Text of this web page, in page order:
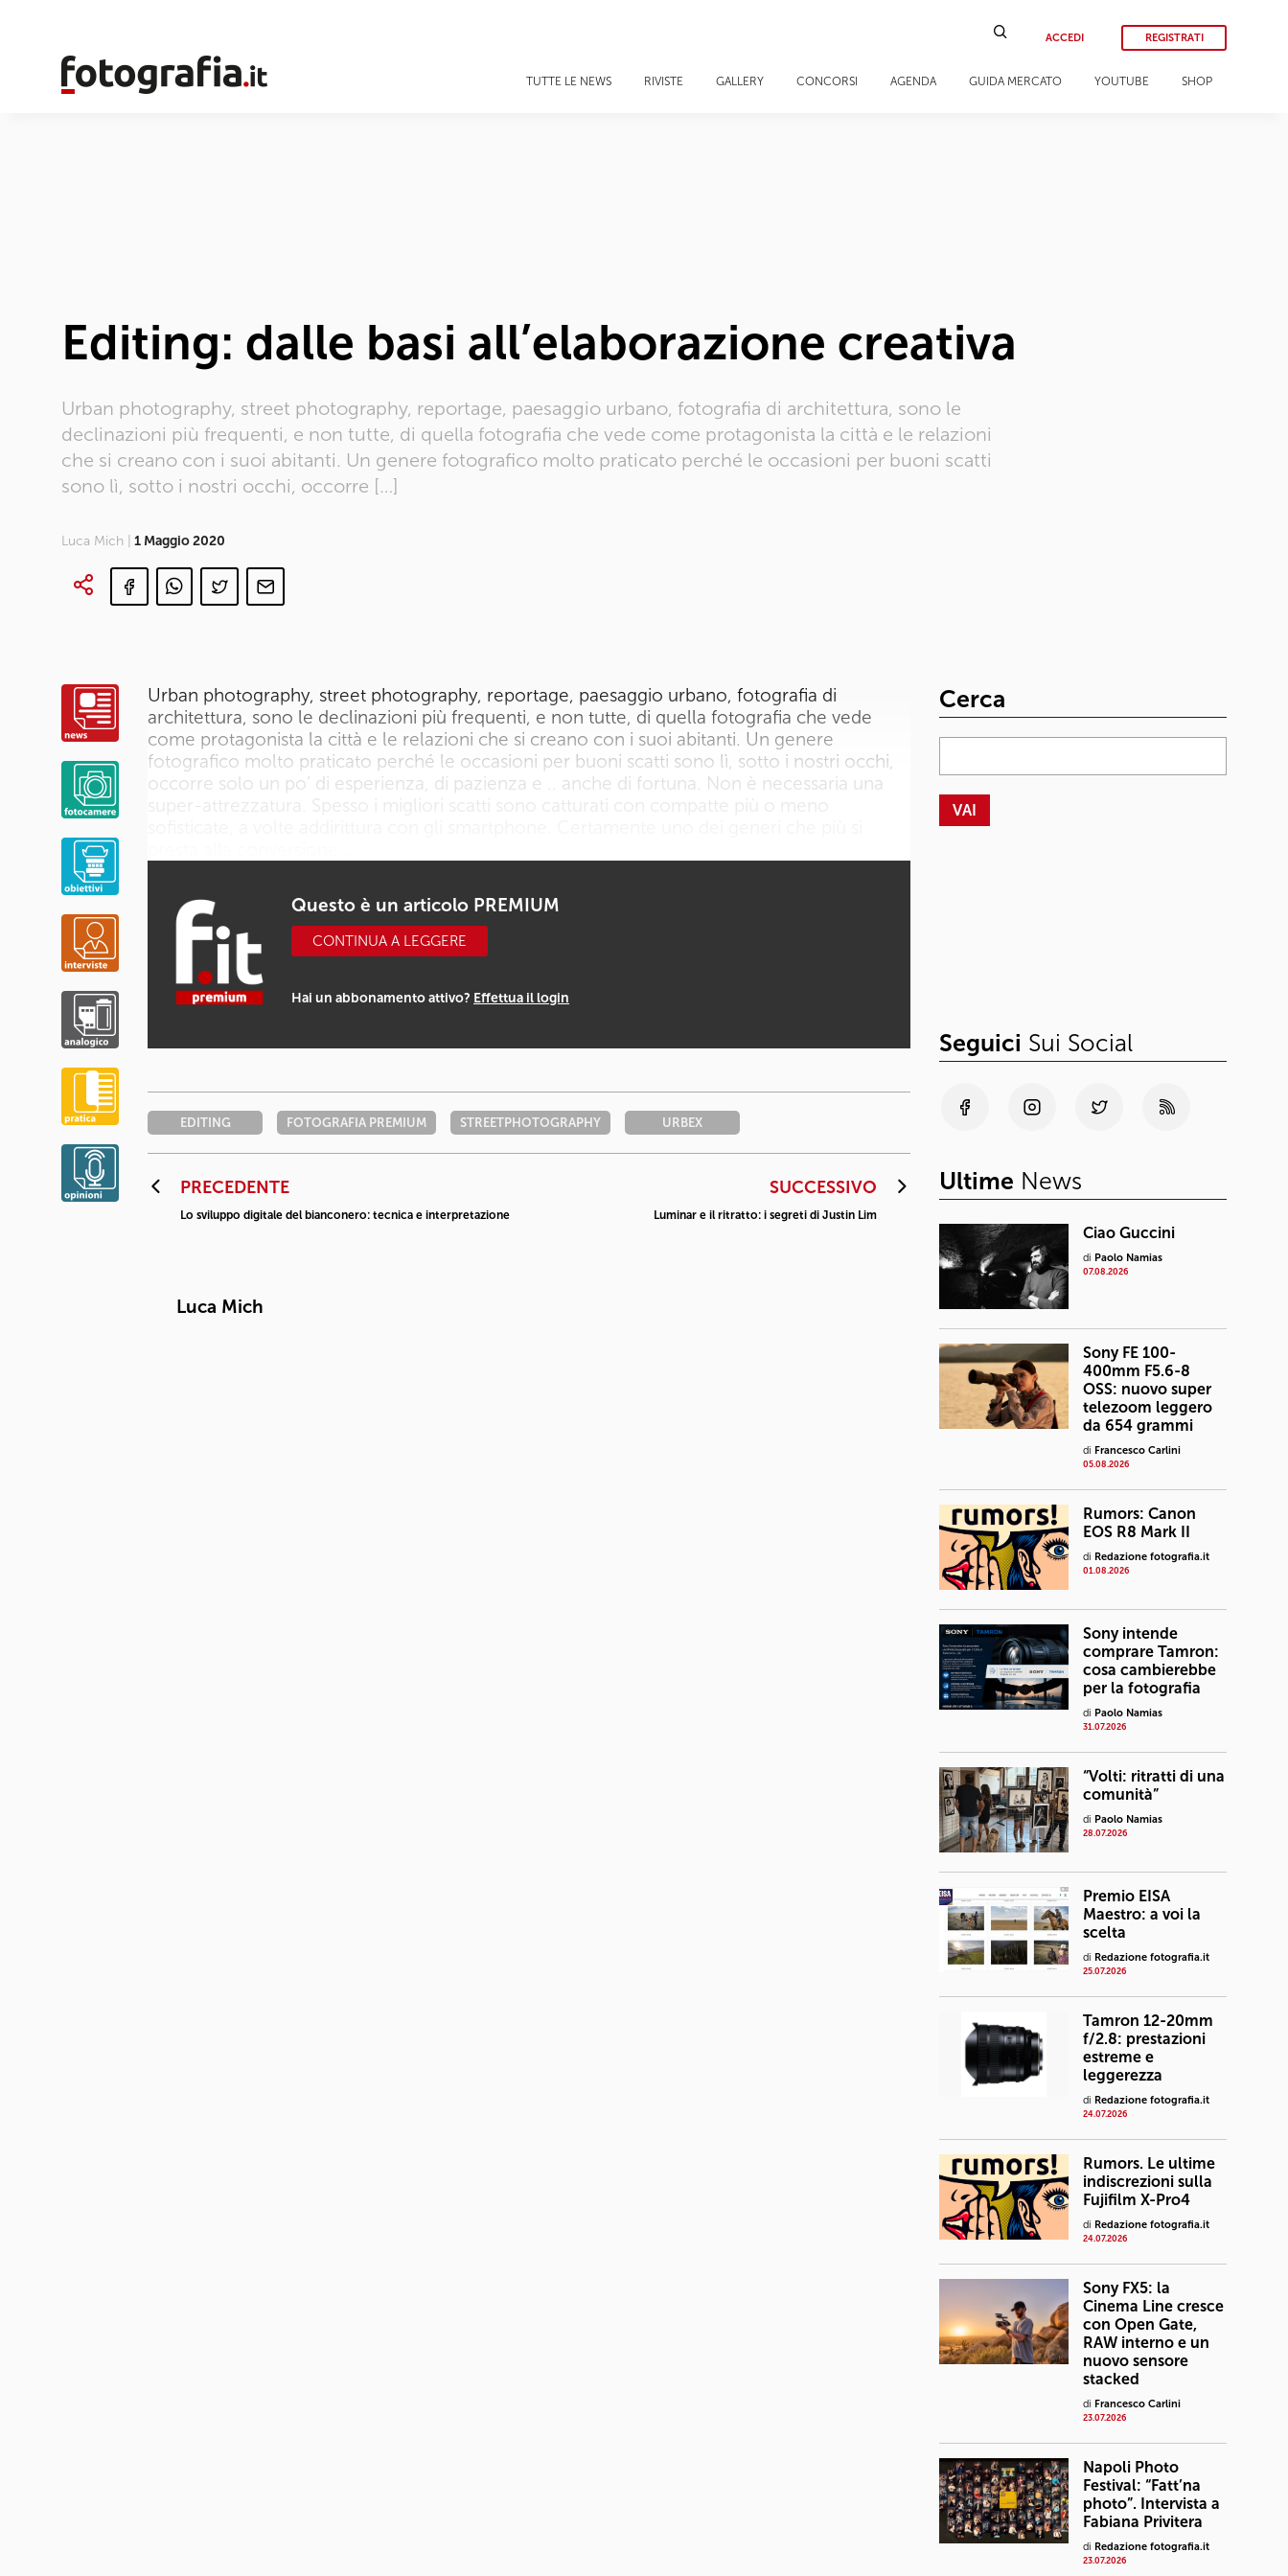
ACCEDI REGISTRATI
TUTTE LE NEWS RIVISTE GALLERY CONCORSI AGENDA GUIDA MERCATO YOUTUBE SHOP
Editing: dalle basi all’elaborazione creativa
Urban photography, street photography, reportage, paesaggio urbano, fotografia di architettura, sono le
declinazioni più frequenti, e non tutte, di quella fotografia che vede come protagonista la città e le relazioni
che si creano con i suoi abitanti. Un genere fotografico molto praticato perché le occasioni per buoni scatti
sono lì, sotto i nostri occhi, occorre […]
Luca Mich | 1 Maggio 2020
Urban photography, street photography, reportage, paesaggio urbano, fotografia di
architettura, sono le declinazioni più frequenti, e non tutte, di quella fotografia che vede
come protagonista la città e le relazioni che si creano con i suoi abitanti. Un genere
fotografico molto praticato perché le occasioni per buoni scatti sono lì, sotto i nostri occhi,
occorre solo un po’ di esperienza, di pazienza e .. anche di fortuna. Non è necessaria una
super-attrezzatura. Spesso i migliori scatti sono catturati con compatte più o meno
Questo è un articolo PREMIUM
CONTINUA A LEGGERE
Hai un abbonamento attivo? Effettua il login
EDITING FOTOGRAFIA PREMIUM STREETPHOTOGRAPHY URBEX
PRECEDENTE
Lo sviluppo digitale del bianconero: tecnica e interpretazione
SUCCESSIVO
Luminar e il ritratto: i segreti di Justin Lim
Luca Mich
Cerca
Seguici Sui Social
Ultime News
Ciao Guccini
di Paolo Namias
07.08.2026
Sony FE 100-
400mm F5.6-8
OSS: nuovo super
telezoom leggero
da 654 grammi
di Francesco Carlini
05.08.2026
Rumors: Canon
EOS R8 Mark II
di Redazione fotografia.it
01.08.2026
Sony intende
comprare Tamron:
cosa cambierebbe
per la fotografia
di Paolo Namias
31.07.2026
“Volti: ritratti di una
comunità”
di Paolo Namias
28.07.2026
Premio EISA
Maestro: a voi la
scelta
di Redazione fotografia.it
25.07.2026
Tamron 12-20mm
f/2.8: prestazioni
estreme e
leggerezza
di Redazione fotografia.it
24.07.2026
Rumors. Le ultime
indiscrezioni sulla
Fujifilm X-Pro4
di Redazione fotografia.it
24.07.2026
Sony FX5: la
Cinema Line cresce
con Open Gate,
RAW interno e un
nuovo sensore
stacked
di Francesco Carlini
23.07.2026
Napoli Photo
Festival: “Fatt’na
photo”. Intervista a
Fabiana Privitera
di Redazione fotografia.it
23.07.2026